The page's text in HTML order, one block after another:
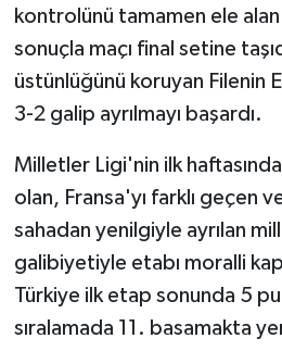
kontrolünü tamamen ele
sonuçla maçı final setine
üstünlüğünü koruyan Filenin
3-2 galip ayrılmayı başardı.
Milletler Ligi'nin ilk
olan, Fransa'yı farklı geçen
sahadan yenilgiyle ayrılan
galibiyetiyle etabı moralli
Türkiye ilk etap sonunda 5
sıralamada 11. basamakta